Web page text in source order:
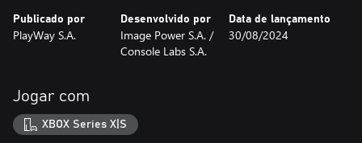
nem vão saber o que os atingiu!
Está a ficar com poucos recursos? Precisas de mais cobaias?
recursos de que precisas. Espalha o pânico na cidade para
assustar todos os que tentam encontrar o teu esconderijo. E se
os militares começarem a procurar-te, envia a mais forte das tuas
criaturas para lhes dar uma lição. Não deixes que ninguém te
Publicado por
PlayWay S.A.
Desenvolvido por
Image Power S.A. /
Console Labs S.A.
Data de lançamento
30/08/2024
Jogar com
XBOX Series X|S